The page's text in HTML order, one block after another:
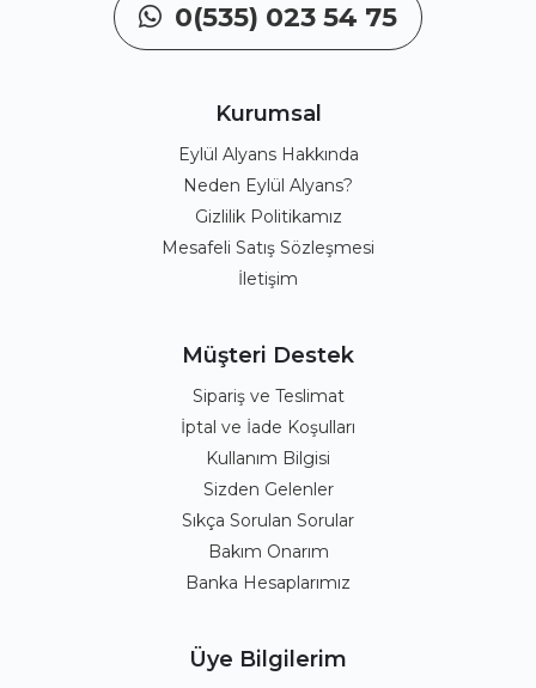
0(535) 023 54 75
Kurumsal
Eylül Alyans Hakkında
Neden Eylül Alyans?
Gizlilik Politikamız
Mesafeli Satış Sözleşmesi
İletişim
Müşteri Destek
Sipariş ve Teslimat
İptal ve İade Koşulları
Kullanım Bilgisi
Sizden Gelenler
Sıkça Sorulan Sorular
Bakım Onarım
Banka Hesaplarımız
Üye Bilgilerim